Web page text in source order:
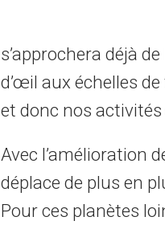
s’approchera déjà
d’œil aux échelles
et donc nos
Avec l’amélioration
déplace de plus en
Pour ces planètes